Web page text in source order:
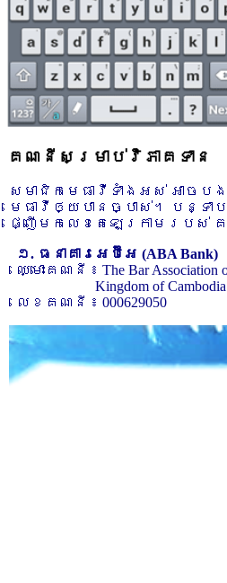
គណនីសម្រាប់វិភាគទាន
សមាជិកមេធាវីទាំងអស់ អាច
មេធាវីឲ្យបានច្បាស់។ បន្
ផ្ញើមកលេខតេឡេក្រាមរបស់ គណ
១. ធនាគារអេប៊ីអេ (ABA Bank)
ឈ្មោះគណនី ៖ The Bar Association
Kingdom of Cambodia
លេខគណនី ៖ 000629050